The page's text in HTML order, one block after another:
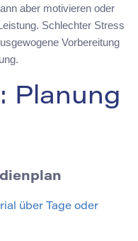
aber motivieren oder
Schlechter Stress
Vorbereitung
Planung
über Tage oder